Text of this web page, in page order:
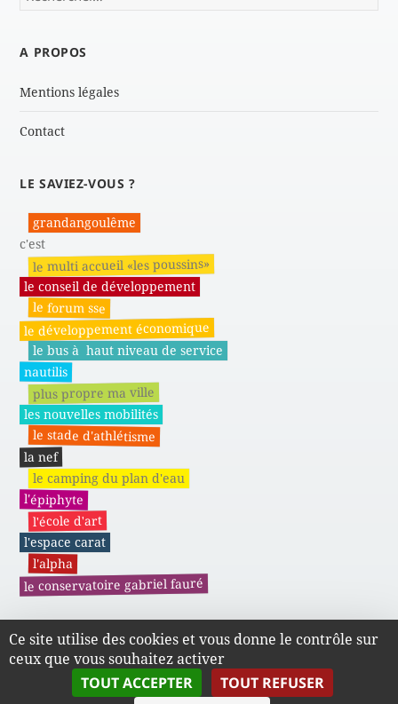
A PROPOS
Mentions légales
Contact
LE SAVIEZ-VOUS ?
grandangoulême
c'est
le multi accueil «les poussins»
le conseil de développement
le forum sse
le développement économique
le bus à haut niveau de service
nautilis
plus propre ma ville
les nouvelles mobilités
le stade d'athlétisme
la nef
le camping du plan d'eau
l'épiphyte
l'école d'art
l'espace carat
l'alpha
le conservatoire gabriel fauré
Actes administratifs du SMAPE
Ce site utilise des cookies et vous donne le contrôle sur
ceux que vous souhaitez activer
TOUT ACCEPTER
TOUT REFUSER